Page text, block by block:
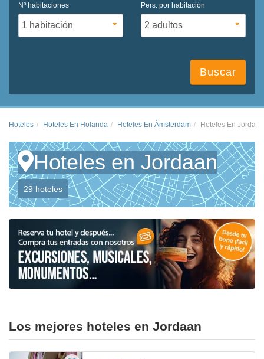
Nº habitaciones Pers. por habitación
Buscar
Hoteles Hoteles En Holanda Hoteles En Ámsterdam Hoteles En Jordaan
Hoteles en Jordaan
29 hoteles
Los mejores hoteles en Jordaan